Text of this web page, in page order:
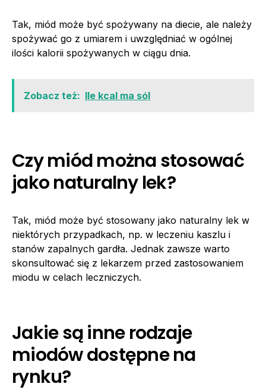
Tak, miód może być spożywany na diecie, ale należy
spożywać go z umiarem i uwzględniać w ogólnej
ilości kalorii spożywanych w ciągu dnia.
Zobacz też: Ile kcal ma sól
Czy miód można stosować
jako naturalny lek?
Tak, miód może być stosowany jako naturalny lek w
niektórych przypadkach, np. w leczeniu kaszlu i
stanów zapalnych gardła. Jednak zawsze warto
skonsultować się z lekarzem przed zastosowaniem
miodu w celach leczniczych.
Jakie są inne rodzaje
miodów dostępne na
rynku?